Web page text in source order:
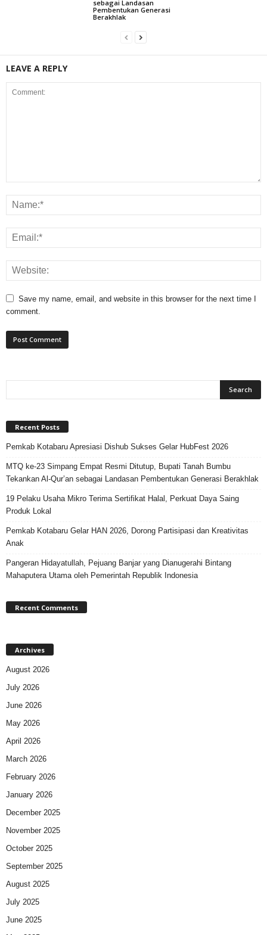
sebagai Landasan
Pembentukan Generasi
Berakhlak
LEAVE A REPLY
Save my name, email, and website in this browser for the next time I
comment.
Recent Posts
Pemkab Kotabaru Apresiasi Dishub Sukses Gelar HubFest 2026
MTQ ke-23 Simpang Empat Resmi Ditutup, Bupati Tanah Bumbu
Tekankan Al-Qur’an sebagai Landasan Pembentukan Generasi Berakhlak
19 Pelaku Usaha Mikro Terima Sertifikat Halal, Perkuat Daya Saing
Produk Lokal
Pemkab Kotabaru Gelar HAN 2026, Dorong Partisipasi dan Kreativitas
Anak
Pangeran Hidayatullah, Pejuang Banjar yang Dianugerahi Bintang
Mahaputera Utama oleh Pemerintah Republik Indonesia
Recent Comments
Archives
August 2026
July 2026
June 2026
May 2026
April 2026
March 2026
February 2026
January 2026
December 2025
November 2025
October 2025
September 2025
August 2025
July 2025
June 2025